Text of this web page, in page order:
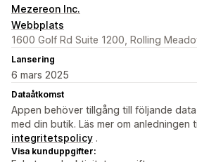
Mezereon Inc.
Webbplats
1600 Golf Rd Suite 1200, Rolling
Lansering
6 mars 2025
Dataåtkomst
Appen behöver tillgång till följande
med din butik. Läs mer om anledningen
integritetspolicy .
Visa kunduppgifter: